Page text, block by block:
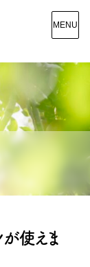
MENU
使えま